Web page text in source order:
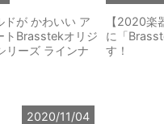
ドが かわいい ア
トBrasstekオリジ
リーズ ラインナ
【2020楽
に「
す！
2020/11/04